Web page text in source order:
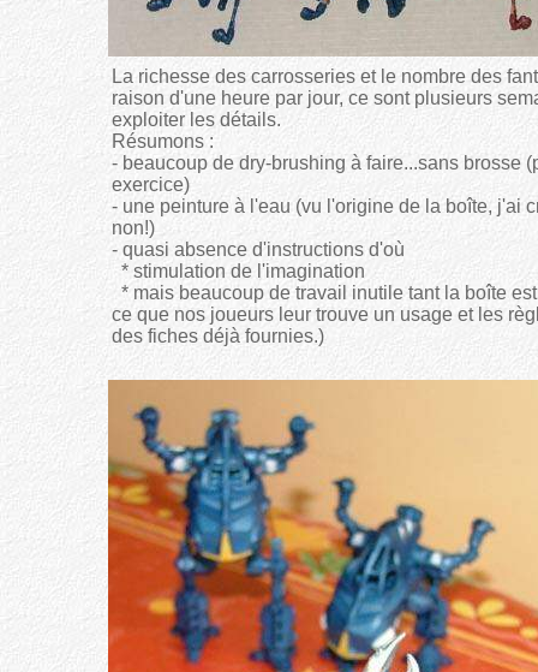
La richesse des carrosseries et le nombre des
raison d'une heure par jour, ce sont plusieurs
exploiter les détails.
Résumons :
- beaucoup de dry-brushing à faire...sans brosse
exercice)
- une peinture à l'eau (vu l'origine de la boîte, j'ai
non!)
- quasi absence d'instructions d'où
* stimulation de l'imagination
* mais beaucoup de travail inutile tant la boîte
ce que nos joueurs leur trouve un usage et les
des fiches déjà fournies.)